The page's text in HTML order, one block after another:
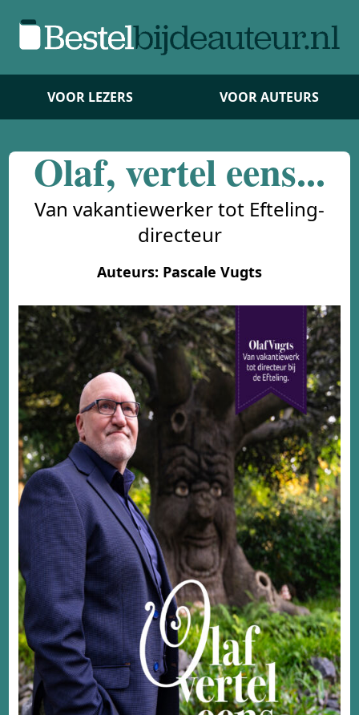
VOOR LEZERS VOOR AUTEURS
Olaf, vertel eens...
Van vakantiewerker tot Efteling-
directeur
Auteurs: Pascale Vugts